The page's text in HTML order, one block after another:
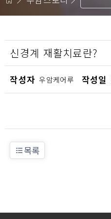
신경계 재활치료란?
작성자 우암케어루 작성일
목록